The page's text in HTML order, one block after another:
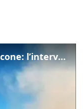
Incendio tra Duino e Monfalcone: l’intervento dei vigili del fuoco